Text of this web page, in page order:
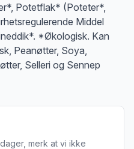
Potetflak* (Poteter*,
Middel
*Økologisk. Kan
Peanøtter, Soya,
Selleri og Sennep
merk at vi ikke